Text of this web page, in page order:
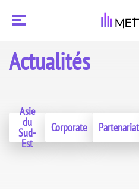
Actualités
Asie
du
Sud-
Est
Corporate